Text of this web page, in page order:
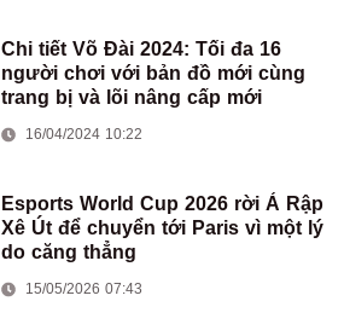
Chi tiết Võ Đài 2024: Tối đa 16
người chơi với bản đồ mới cùng
trang bị và lõi nâng cấp mới
16/04/2024 10:22
Esports World Cup 2026 rời Ả Rập
Xê Út để chuyển tới Paris vì một lý
do căng thẳng
15/05/2026 07:43